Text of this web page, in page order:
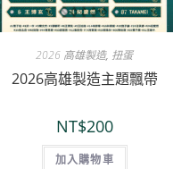
2026 高雄製造, 扭蛋
2026高雄製造主題飄帶
NT$200
加入購物車